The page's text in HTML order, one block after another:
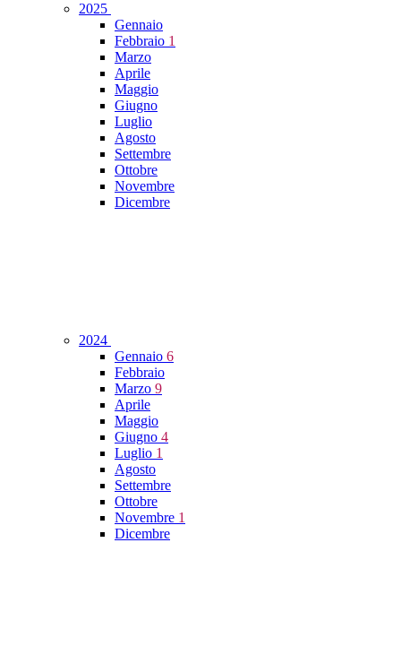
2025
Gennaio
Febbraio 1
Marzo
Aprile
Maggio
Giugno
Luglio
Agosto
Settembre
Ottobre
Novembre
Dicembre
2024
Gennaio 6
Febbraio
Marzo 9
Aprile
Maggio
Giugno 4
Luglio 1
Agosto
Settembre
Ottobre
Novembre 1
Dicembre